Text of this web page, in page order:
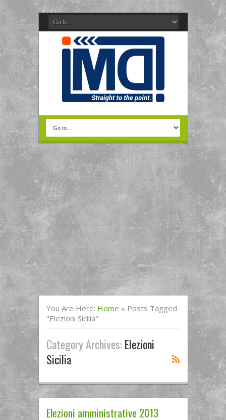
You Are Here: Home » Posts Tagged
"elezioni Sicilia"
Category Archives:Elezioni
Sicilia
Elezioni amministrative 2013